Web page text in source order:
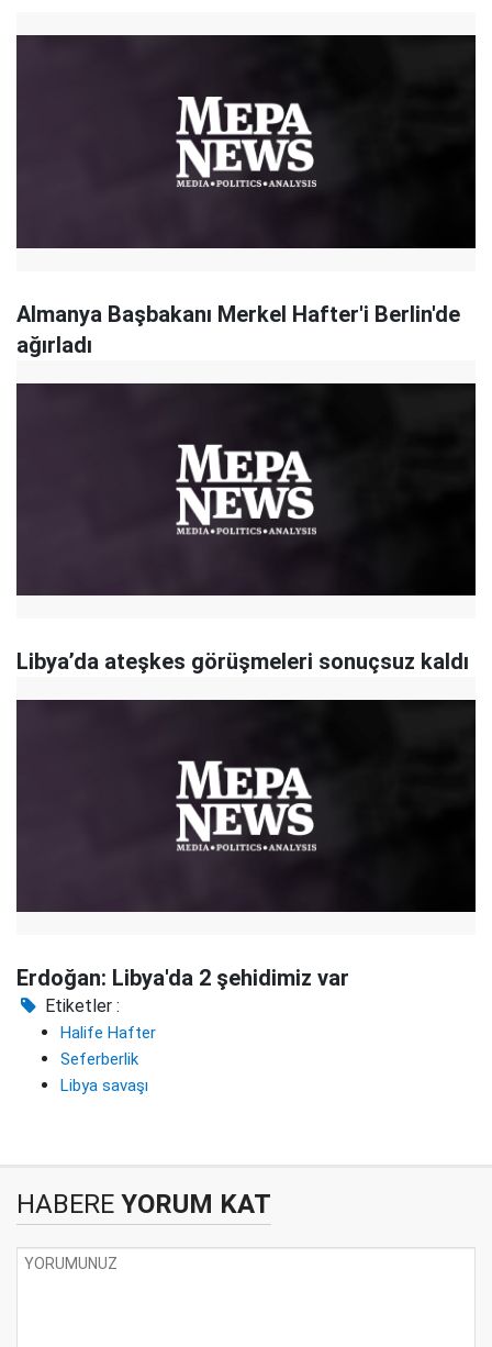
Almanya Başbakanı Merkel Hafter'i Berlin'de
ağırladı
Libya’da ateşkes görüşmeleri sonuçsuz kaldı
Erdoğan: Libya'da 2 şehidimiz var
Etiketler :
Halife Hafter
Seferberlik
Libya savaşı
HABERE YORUM KAT